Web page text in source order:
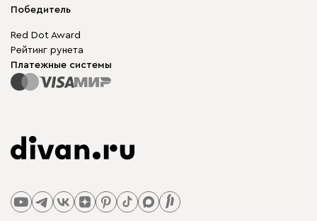
Победитель
Red Dot Award
Рейтинг рунета
Платежные системы